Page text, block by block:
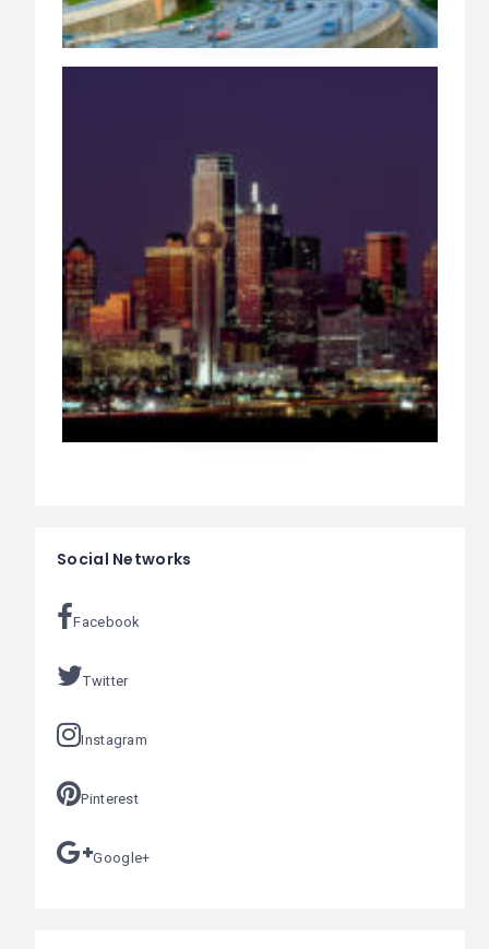
Social Networks
Facebook
Twitter
Instagram
Pinterest
Google+